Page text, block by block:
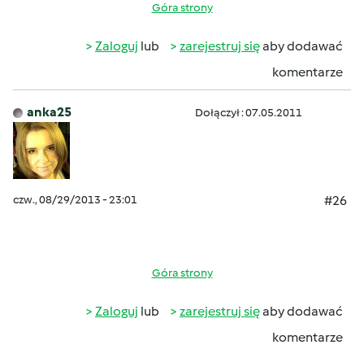
Góra strony
Zaloguj lub zarejestruj sięaby dodawać
komentarze
anka25 Dołączył : 07.05.2011
czw., 08/29/2013 - 23:01 #26
Góra strony
Zaloguj lub zarejestruj sięaby dodawać
komentarze